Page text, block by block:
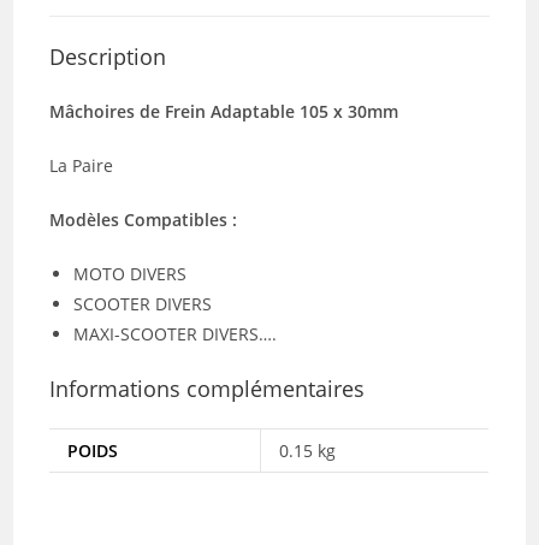
Description
Mâchoires de Frein Adaptable 105 x 30mm
La Paire
Modèles Compatibles :
MOTO DIVERS
SCOOTER DIVERS
MAXI-SCOOTER DIVERS….
Informations complémentaires
POIDS 0.15 kg